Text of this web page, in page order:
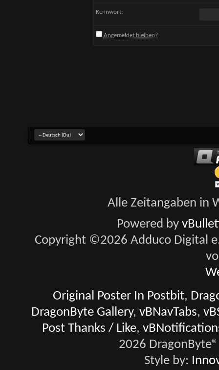
Kennwort:
Angemeldet bleiben?
Alle Zeitangaben in
Powered by
Copyright ©2026 Adduco Digital
Original Poster In Postbit,
DragonByte Gallery,vBNavTabs,
Post Thanks / Like,
2026
Style by: